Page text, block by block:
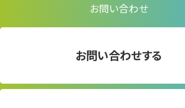
お問い合わせ
お問い合わせする